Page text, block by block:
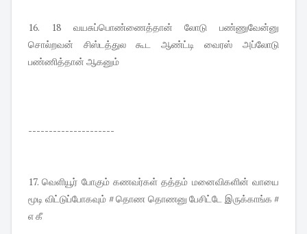
16. 18 வயசுப்பொண்ணைத்தான் லோடு பண்ணுவேன்னு
சொல்றவன் சிஸ்டத்துல கூட ஆண்ட்டி வைரஸ் அப்லோடு
பண்ணித்தான் ஆகனும்
---------------------
17. வெளியூர் போகும் கணவர்கள் தத்தம் மனைவிகளின் வாயை
மூடி விட்டுப்போகவும் # தொண தொணனு பேசிட்டே இருக்காங்க #
எ கீ